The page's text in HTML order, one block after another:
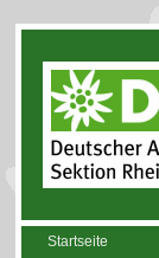
Startseite